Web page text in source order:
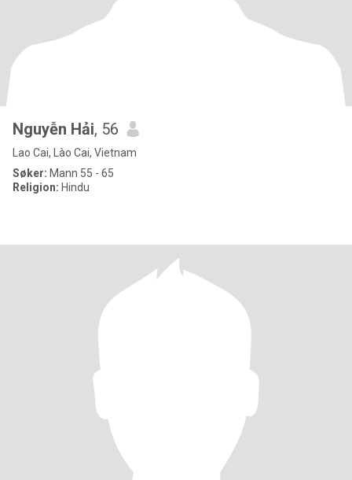
Nguyễn Hải, 56
Lao Cai, Lào Cai, Vietnam
Søker: Mann 55 - 65
Religion: Hindu